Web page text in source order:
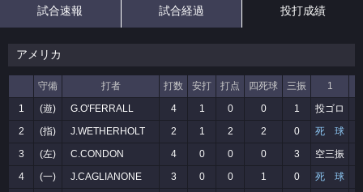
試合速報 試合経過 投打成績
アメリカ
守備 打者 打数 安打 打点 四死球 三振
1
1
(遊) G.O'FERRALL 4 1 0 0 1
投ゴロ
2
(指) J.WETHERHOLT 2 1 2 2 0
死 球
3
(左) C.CONDON 4 0 0 0 3
空三振
4
(一) J.CAGLIANONE 3 0 0 1 0
死 球